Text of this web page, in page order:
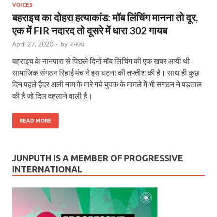
VOICES
बहराइच का दोहरा हत्याकांड: मॉब लिंचिंग मानना तो दूर,
एक में FIR नदारद तो दूसरे में धारा 302 गायब
April 27, 2020 - byजनपथ
बहराइच के नानपारा से पिछले दिनों मॉब लिंचिंग की एक खबर आयी थी।
सामाजिक संगठन रिहाई मंच ने इस घटना की तफ्तीश की है। साथ ही कुछ
दिन पहले हैदर अली नाम के मारे गये युवक के मामले में भी संगठन ने पड़ताल
की है जो दिल दहलाने वाली है।
READ MORE
JUNPUTH IS A MEMBER OF PROGRESSIVE
INTERNATIONAL